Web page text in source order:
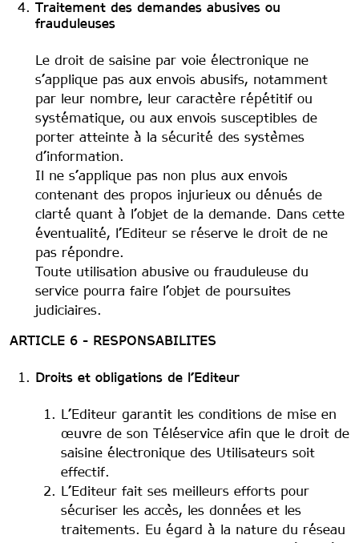
Traitement des demandes abusives ou
frauduleuses
Le droit de saisine par voie électronique ne
s’applique pas aux envois abusifs, notamment
par leur nombre, leur caractère répétitif ou
systématique, ou aux envois susceptibles de
porter atteinte à la sécurité des systèmes
d’information.
Il ne s’applique pas non plus aux envois
contenant des propos injurieux ou dénués de
clarté quant à l’objet de la demande. Dans cette
éventualité, l’Editeur se réserve le droit de ne
pas répondre.
Toute utilisation abusive ou frauduleuse du
service pourra faire l’objet de poursuites
judiciaires.
ARTICLE 6 - RESPONSABILITES
Droits et obligations de l’Editeur
L’Editeur garantit les conditions de mise en
œuvre de son Téléservice afin que le droit de
saisine électronique des Utilisateurs soit
effectif.
L’Editeur fait ses meilleurs efforts pour
sécuriser les accès, les données et les
traitements. Eu égard à la nature du réseau